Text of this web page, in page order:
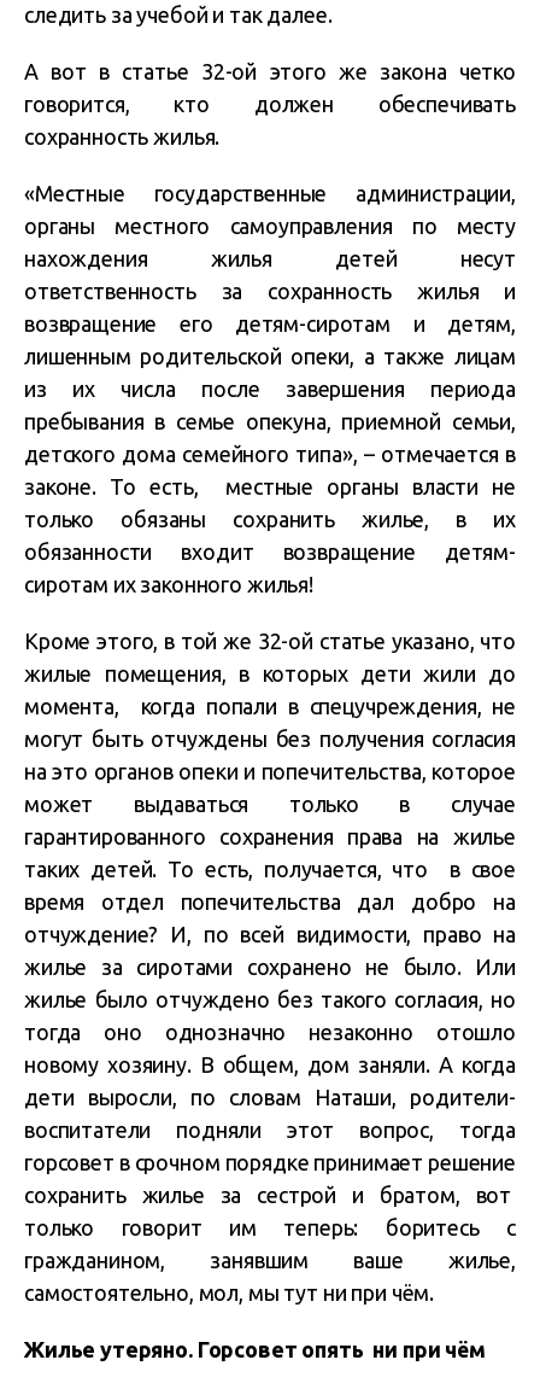
следить за учебой и так далее.
А вот в статье 32-ой этого же закона четко
говорится, кто должен обеспечивать
сохранность жилья.
«Местные государственные администрации,
органы местного самоуправления по месту
нахождения жилья детей несут
ответственность за сохранность жилья и
возвращение его детям-сиротам и детям,
лишенным родительской опеки, а также лицам
из их числа после завершения периода
пребывания в семье опекуна, приемной семьи,
детского дома семейного типа», – отмечается в
законе. То есть, местные органы власти не
только обязаны сохранить жилье, в их
обязанности входит возвращение детям-
сиротам их законного жилья!
Кроме этого, в той же 32-ой статье указано, что
жилые помещения, в которых дети жили до
момента, когда попали в спецучреждения, не
могут быть отчуждены без получения согласия
на это органов опеки и попечительства, которое
может выдаваться только в случае
гарантированного сохранения права на жилье
таких детей. То есть, получается, что в свое
время отдел попечительства дал добро на
отчуждение? И, по всей видимости, право на
жилье за сиротами сохранено не было. Или
жилье было отчуждено без такого согласия, но
тогда оно однозначно незаконно отошло
новому хозяину. В общем, дом заняли. А когда
дети выросли, по словам Наташи, родители-
воспитатели подняли этот вопрос, тогда
горсовет в срочном порядке принимает решение
сохранить жилье за сестрой и братом, вот
только говорит им теперь: боритесь с
гражданином, занявшим ваше жилье,
самостоятельно, мол, мы тут ни при чём.
Жилье утеряно. Горсовет опять ни при чём